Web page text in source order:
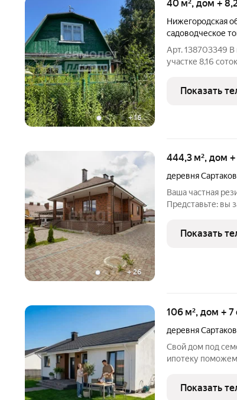
+16
40 м², дом +
Нижегородская
садоводческое
Арт. 138703349
участке 8,16
этаже
- комната.
Показать
+26
444,3 м², дом
деревня
Ваша частная
Представьте: вы
душу в каждый
Почему
Показать
106 м², дом +
деревня
Свой дом под
ипотеку поможем с оформлением! Почему этот дом идеальный
Показать